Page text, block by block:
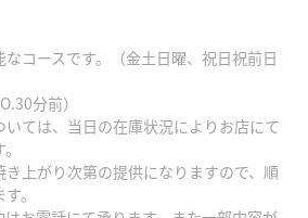
コースです。（金土日曜、祝日祝前日
分前）
ては、当日の在庫状況によりお店にて
上がり次第の提供になりますので、順
。